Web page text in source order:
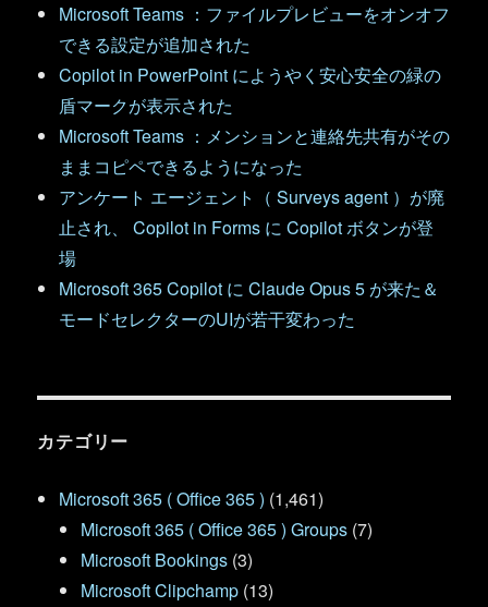
Microsoft Teams ：ファイルプレビューをオンオフ
できる設定が追加された
Copilot in PowerPoint にようやく安心安全の緑の
盾マークが表示された
Microsoft Teams ：メンションと連絡先共有がその
ままコピペできるようになった
アンケート エージェント（ Surveys agent ）が廃
止され、 Copilot in Forms に Copilot ボタンが登
場
Microsoft 365 Copilot に Claude Opus 5 が来た＆
モードセレクターのUIが若干変わった
カテゴリー
Microsoft 365 ( Office 365 ) (1,461)
Microsoft 365 ( Office 365 ) Groups (7)
Microsoft Bookings (3)
Microsoft Clipchamp (13)